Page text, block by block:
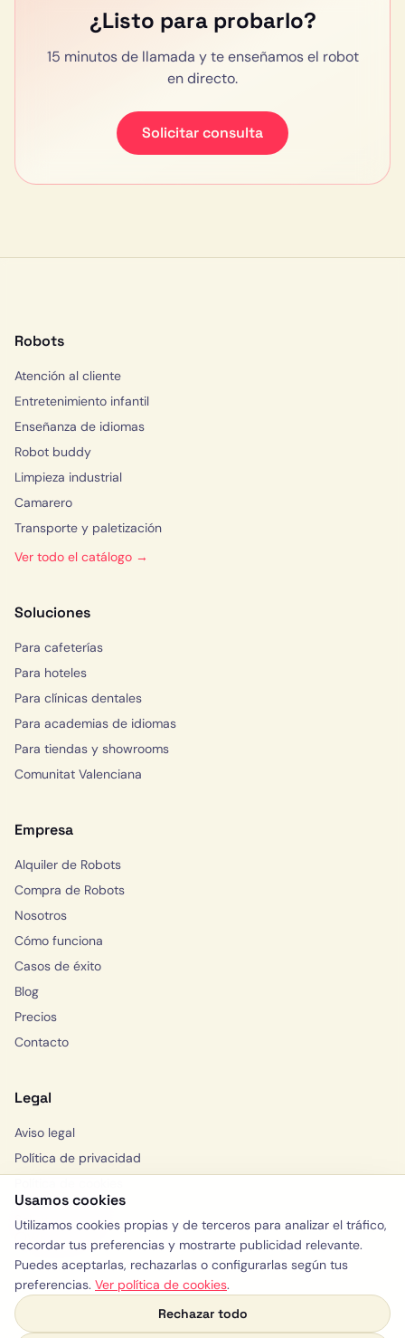
Usamos cookies
Utilizamos cookies propias y de terceros para analizar el tráfico,
recordar tus preferencias y mostrarte publicidad relevante.
Puedes aceptarlas, rechazarlas o configurarlas según tus
preferencias. Ver política de cookies.
Rechazar todo
¿Listo para probarlo?
15 minutos de llamada y te enseñamos el robot
en directo.
Solicitar consulta
Robots
Atención al cliente
Entretenimiento infantil
Enseñanza de idiomas
Robot buddy
Limpieza industrial
Camarero
Transporte y paletización
Ver todo el catálogo →
Soluciones
Para cafeterías
Para hoteles
Para clínicas dentales
Para academias de idiomas
Para tiendas y showrooms
Comunitat Valenciana
Empresa
Alquiler de Robots
Compra de Robots
Nosotros
Cómo funciona
Casos de éxito
Blog
Precios
Contacto
Legal
Aviso legal
Política de privacidad
Solicitar consulta
WhatsApp
© 2026 Yelloway · España, Valencia